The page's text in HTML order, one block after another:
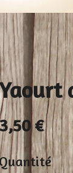
€
Quantité